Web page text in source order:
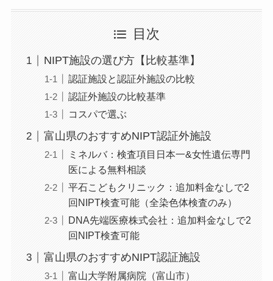
目次
NIPT施設の選び方【比較基準】
認証施設と認証外施設の比較
認証外施設の比較基準
コスパで選ぶ
富山県のおすすめNIPT認証外施設
ミネルバ：検査項目日本一&女性遺伝専門
医による無料相談
平石こどもクリニック：追加料金なしで2
回NIPT検査可能（全染色体検査のみ）
DNA先端医療株式会社：追加料金なしで2
回NIPT検査可能
富山県のおすすめNIPT認証施設
富山大学附属病院（富山市）